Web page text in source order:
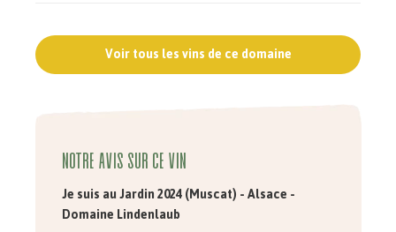
Voir tous les vins de ce domaine
Notre avis sur ce vin
Je suis au Jardin 2024 (Muscat) - Alsace -
Domaine Lindenlaub